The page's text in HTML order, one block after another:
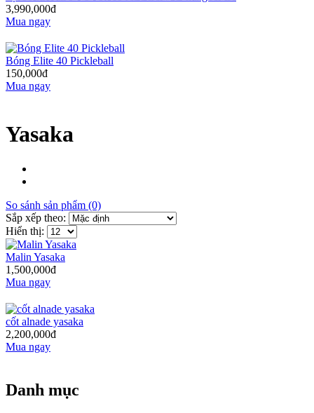
3,990,000đ
Mua ngay
Bóng Elite 40 Pickleball
150,000đ
Mua ngay
Yasaka
So sánh sản phẩm (0)
Sắp xếp theo:
Hiển thị:
Malin Yasaka
1,500,000đ
Mua ngay
cốt alnade yasaka
2,200,000đ
Mua ngay
Danh mục